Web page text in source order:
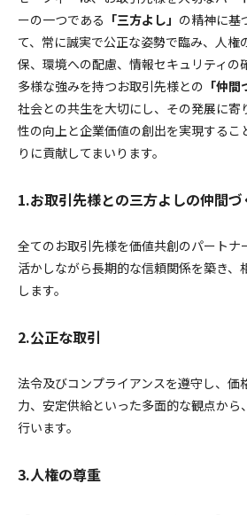
ーの一つである 「三方よし」 の精神に基
て、常に誠実で公正な姿勢で臨み、人権
保、環境への配慮、情報セキュリティの
多様な強みを持つお取引先様との 「仲間
社会との共生を大切にし、その発展に寄
性の向上と企業価値の創出を実現するこ
りに貢献してまいります。
1.お取引先様との三方よしの仲間づ
全てのお取引先様を価値共創のパートナ
活かしながら長期的な信頼関係を築き、
します。
2.公正な取引
法令及びコンプライアンスを遵守し、価
力、安定供給といった多面的な観点から
行います。
3.人権の尊重